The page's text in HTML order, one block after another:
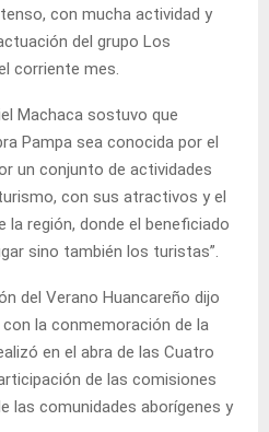
con mucha actividad y
del grupo Los
corriente mes.
Machaca sostuvo que
Pampa sea conocida por el
un conjunto de actividades
con sus atractivos y el
región, donde el beneficiado
sino también los turistas”.
del Verano Huancareño dijo
la conmemoración de la
en el abra de las Cuatro
de las comisiones
las comunidades aborígenes y